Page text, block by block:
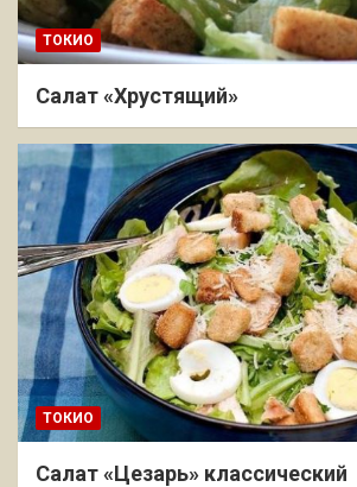
ТОКИО
Салат «Хрустящий»
ТОКИО
Салат «Цезарь» классический